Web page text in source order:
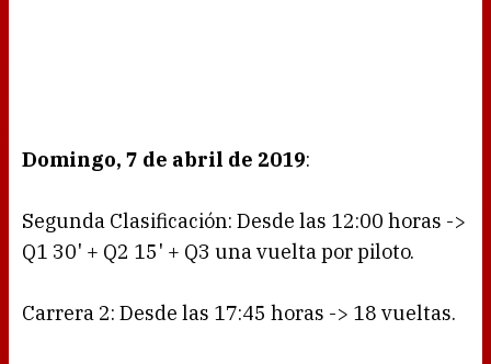
Domingo, 7 de abril de 2019:
Segunda Clasificación: Desde las 12:00 horas ->
Q1 30' + Q2 15' + Q3 una vuelta por piloto.
Carrera 2: Desde las 17:45 horas -> 18 vueltas.